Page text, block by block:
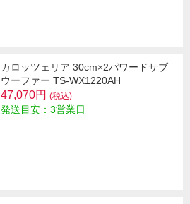
カロッツェリア 30cm×2パワードサブ
ウーファー TS-WX1220AH
47,070円 (税込)
発送目安：3営業日